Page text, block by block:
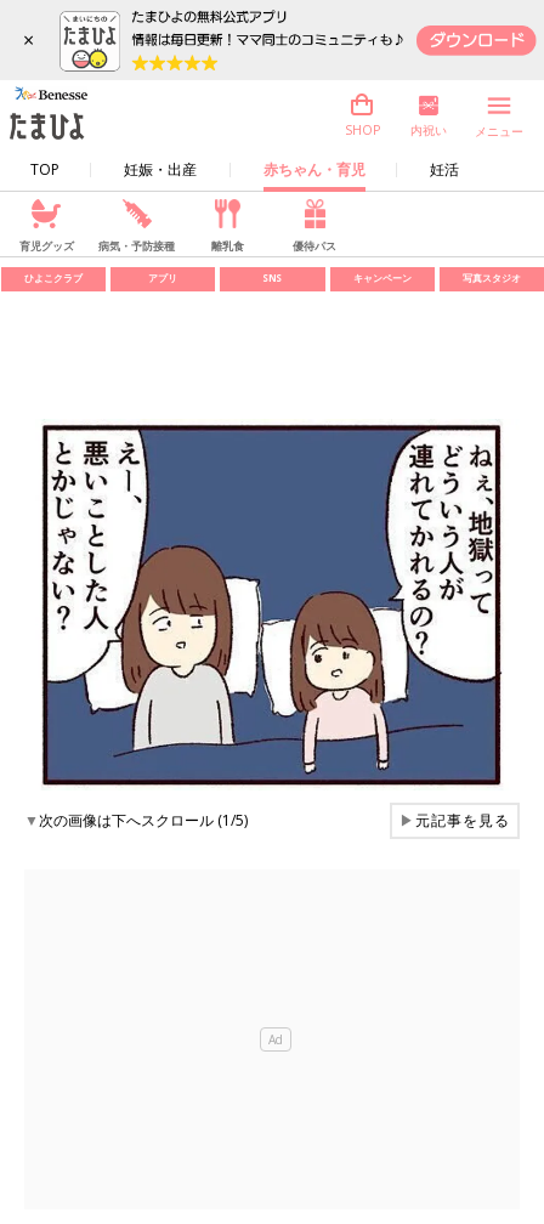
×
TOP 妊娠・出産 赤ちゃん・育児 妊活
SHOP 内祝い メニュー
育児グッズ 病気・予防接種 離乳食 優待パス
ひよこクラブ アプリ SNS キャンペーン 写真スタジオ
▼次の画像は下へスクロール (1/5) ▶元記事を見る